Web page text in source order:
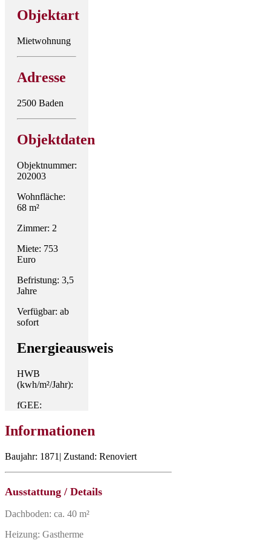
Objektart
Mietwohnung
Adresse
2500 Baden
Objektdaten
Objektnummer:
202003
Wohnfläche:
68 m²
Zimmer: 2
Miete: 753
Euro
Befristung: 3,5
Jahre
Verfügbar: ab
sofort
Energieausweis
HWB
(kwh/m²/Jahr):
fGEE:
Informationen
Baujahr: 1871| Zustand: Renoviert
Ausstattung / Details
Dachboden: ca. 40 m²
Heizung: Gastherme